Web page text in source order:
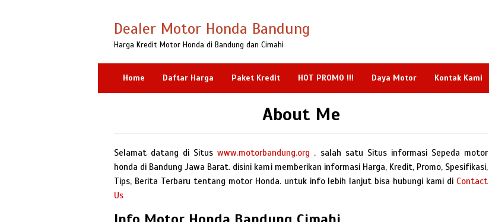
kontenDealer Motor Honda Bandung
Harga Kredit Motor Honda di Bandung dan Cimahi
Home Daftar Harga Paket Kredit HOT PROMO !!! Daya Motor Kontak Kami
About Me
Selamat datang di Situswww.motorbandung.org . salah satu Situs informasi Sepeda motor
honda di Bandung Jawa Barat. disini kami memberikan informasi Harga, Kredit, Promo, Spesifikasi,
Tips, Berita Terbaru tentang motor Honda. untuk info lebih lanjut bisa hubungi kami di Contact
Us